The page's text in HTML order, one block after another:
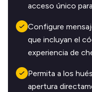
acceso único
Configure
que incluyan el
experiencia de
Permita a los
apertura